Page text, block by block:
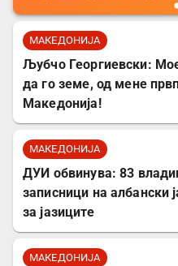
МАКЕДОНИЈА
Љубчо Георгиевски:
да го земе, од мене
Македонија!
МАКЕДОНИЈА
ДУИ обвинува: 83
записници на албански
за јазиците
МАКЕДОНИЈА